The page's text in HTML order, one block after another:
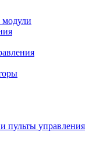
пульты управления